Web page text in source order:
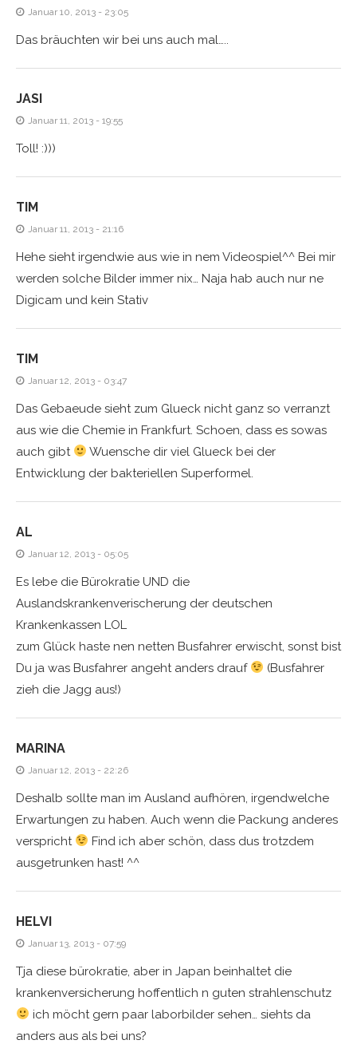
Januar 10, 2013 - 23:05
Das bräuchten wir bei uns auch mal…..
JASI
Januar 11, 2013 - 19:55
Toll! :)))
TIM
Januar 11, 2013 - 21:16
Hehe sieht irgendwie aus wie in nem Videospiel^^ Bei mir
werden solche Bilder immer nix… Naja hab auch nur ne
Digicam und kein Stativ
TIM
Januar 12, 2013 - 03:47
Das Gebaeude sieht zum Glueck nicht ganz so verranzt
aus wie die Chemie in Frankfurt. Schoen, dass es sowas
auch gibt
Wuensche dir viel Glueck bei der
Entwicklung der bakteriellen Superformel.
AL
Januar 12, 2013 - 05:05
Es lebe die Bürokratie UND die
Auslandskrankenverischerung der deutschen
Krankenkassen LOL
zum Glück haste nen netten Busfahrer erwischt, sonst bist
Du ja was Busfahrer angeht anders drauf
(Busfahrer
zieh die Jagg aus!)
MARINA
Januar 12, 2013 - 22:26
Deshalb sollte man im Ausland aufhören, irgendwelche
Erwartungen zu haben. Auch wenn die Packung anderes
verspricht
Find ich aber schön, dass dus trotzdem
ausgetrunken hast! ^^
HELVI
Januar 13, 2013 - 07:59
Tja diese bürokratie, aber in Japan beinhaltet die
krankenversicherung hoffentlich n guten strahlenschutz
ich möcht gern paar laborbilder sehen… siehts da
anders aus als bei uns?